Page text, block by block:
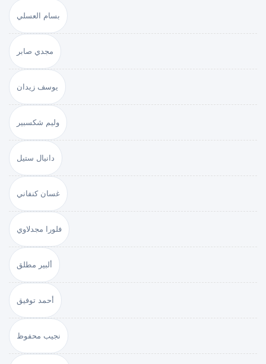
بسام العسلي
مجدي صابر
يوسف زيدان
وليم شكسبير
دانيال ستيل
غسان كنفاني
فلورا مجدلاوي
ألبير مطلق
أحمد توفيق
نجيب محفوظ